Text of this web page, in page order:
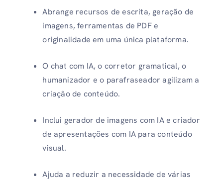
Abrange recursos de escrita, geração de
imagens, ferramentas de PDF e
originalidade em uma única plataforma.
O chat com IA, o corretor gramatical, o
humanizador e o parafraseador agilizam a
criação de conteúdo.
Inclui gerador de imagens com IA e criador
de apresentações com IA para conteúdo
visual.
Ajuda a reduzir a necessidade de várias